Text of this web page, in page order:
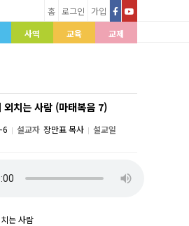
홈 로그인
가입
사역 교육 교제
치는 사람 (마태복음 7)
| 설교자 장만표 목사 | 설교일
는 사람